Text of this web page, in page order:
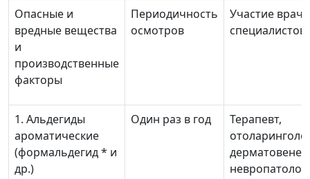
Опасные и
вредные вещества
и
производственные
факторы
Периодичность
осмотров
Участие
специалистов
1. Альдегиды
ароматические
(формальдегид * и
др.)
Один раз в год
Терапевт,
невропатолог